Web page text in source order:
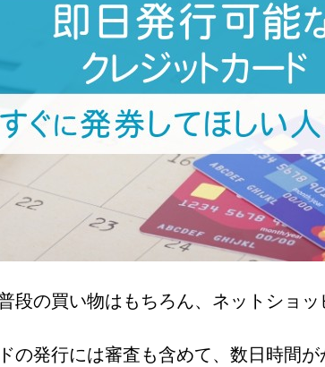
段の買い物はもちろん、ネットショッ
の発行には審査も含めて、数日時間が